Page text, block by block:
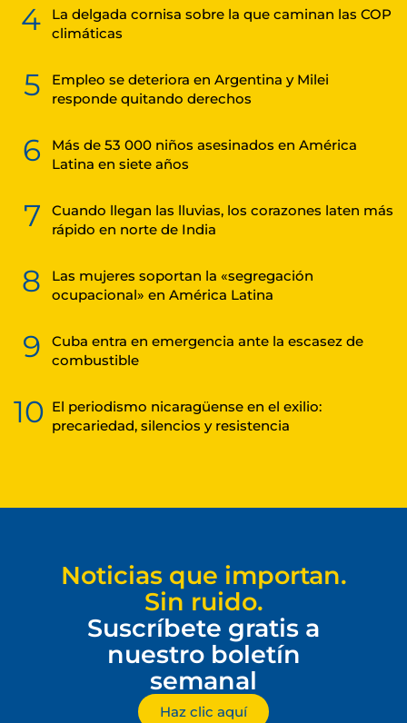
4
La delgada cornisa sobre la que caminan las COP
climáticas
5
Empleo se deteriora en Argentina y Milei
responde quitando derechos
6
Más de 53 000 niños asesinados en América
Latina en siete años
7
Cuando llegan las lluvias, los corazones laten más
rápido en norte de India
8
Las mujeres soportan la «segregación
ocupacional» en América Latina
9
Cuba entra en emergencia ante la escasez de
combustible
10 El periodismo nicaragüense en el exilio:
precariedad, silencios y resistencia
Noticias que importan.
Sin ruido.
Suscríbete gratis a
nuestro boletín
semanal
Haz clic aquí